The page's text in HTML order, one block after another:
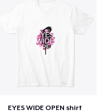
EYES WIDE OPEN shirt